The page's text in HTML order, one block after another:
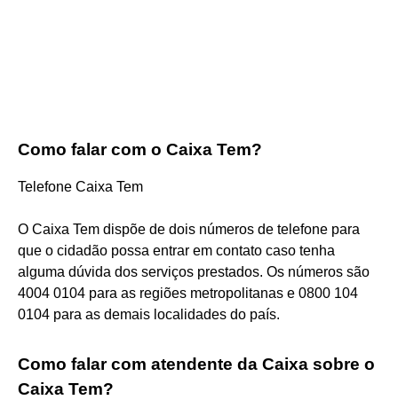
Como falar com o Caixa Tem?
Telefone Caixa Tem
O Caixa Tem dispõe de dois números de telefone para
que o cidadão possa entrar em contato caso tenha
alguma dúvida dos serviços prestados. Os números são
4004 0104 para as regiões metropolitanas e 0800 104
0104 para as demais localidades do país.
Como falar com atendente da Caixa sobre o
Caixa Tem?